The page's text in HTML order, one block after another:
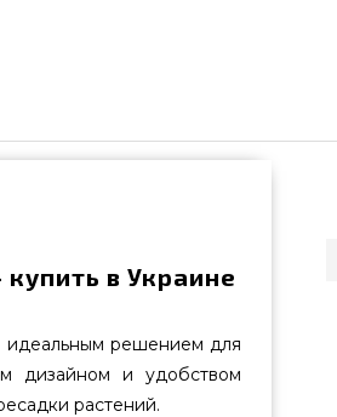
купить в Украине
идеальным решением для
дизайном и удобством
растений.